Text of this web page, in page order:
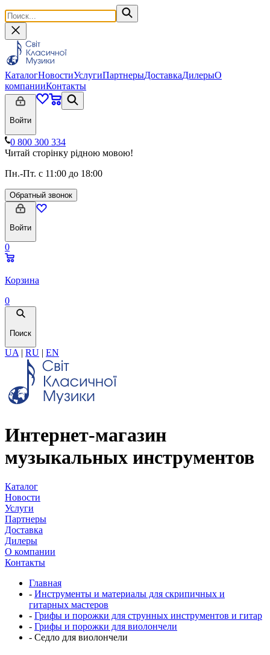
КаталогНовостиУслугиПартнерыДоставкаДилерыО
компанииКонтакты
Войти
0 800 300 334
Читай сторінку рідною мовою!
Пн.-Пт. с 11:00 до 18:00
Обратный звонок
Войти
0
Корзина
0
Поиск
UA | RU | EN
Интернет-магазин
музыкальных инструментов
Каталог
Новости
Услуги
Партнеры
Доставка
Дилеры
О компании
Контакты
Главная
- Инструменты и материалы для скрипичных и
гитарных мастеров
- Грифы и порожки для струнных инструментов и гитар
- Грифы и порожки для виолончели
- Седло для виолончели